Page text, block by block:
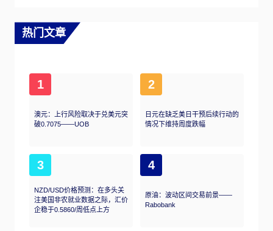
热门文章
1
澳元：上行风险取决于兑美元突
破0.7075——UOB
2
日元在缺乏美日干预后续行动的
情况下维持周度跌幅
3
NZD/USD价格预测：在多头关
注美国非农就业数据之际，汇价
企稳于0.5860/周低点上方
4
原油：波动区间交易前景——
Rabobank